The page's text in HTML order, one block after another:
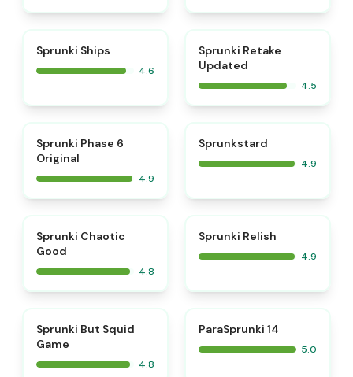
Sprunki Ships
4.6
Sprunki Retake
Updated
4.5
Sprunki Phase 6
Original
4.9
Sprunkstard
4.9
Sprunki Chaotic
Good
4.8
Sprunki Relish
4.9
Sprunki But Squid
Game
4.8
ParaSprunki 14
5.0